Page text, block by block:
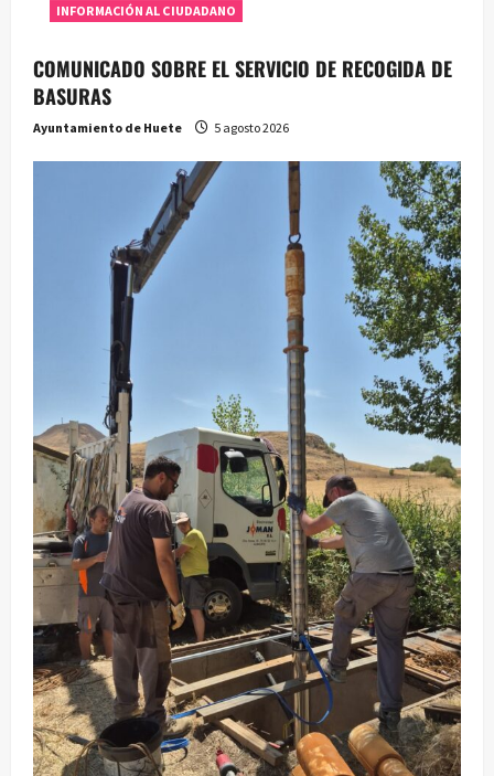
INFORMACIÓN AL CIUDADANO
COMUNICADO SOBRE EL SERVICIO DE RECOGIDA DE
BASURAS
Ayuntamiento de Huete 5 agosto 2026